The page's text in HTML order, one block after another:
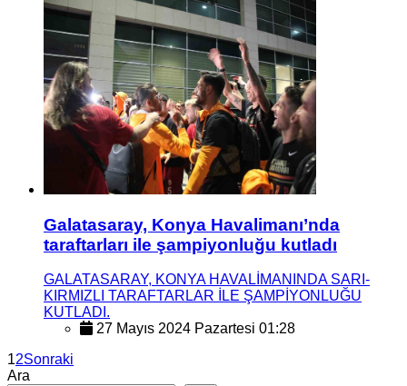
Galatasaray, Konya Havalimanı’nda
taraftarları ile şampiyonluğu kutladı
GALATASARAY, KONYA HAVALİMANINDA SARI-
KIRMIZLI TARAFTARLAR İLE ŞAMPİYONLUĞU
KUTLADI.
27 Mayıs 2024 Pazartesi 01:28
12Sonraki
Ara